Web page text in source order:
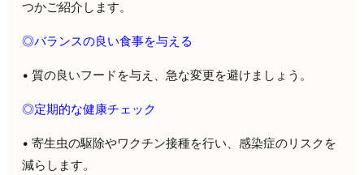
つかご紹介します。
◎バランスの良い食事を与える
• 質の良いフードを与え、急な変更を避けましょう。
◎定期的な健康チェック
• 寄生虫の駆除やワクチン接種を行い、感染症のリスクを
減らします。